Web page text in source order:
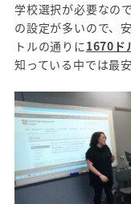
学校選択が必要なの
の設定が多いので、
トルの通りに1670ド
知っている中では最